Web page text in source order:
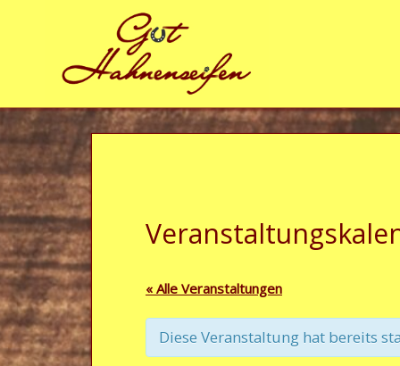
Zum Inhalt springen
« Alle Veranstaltungen
Diese Veranstaltung hat bereits